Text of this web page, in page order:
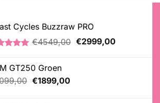
Cycles Buzzraw PRO
op 5
€4549,00 Oorspronkelijke
€2999,00Huidige
GT250 Groen
Oorspronkelijke
€1899,00Huidige